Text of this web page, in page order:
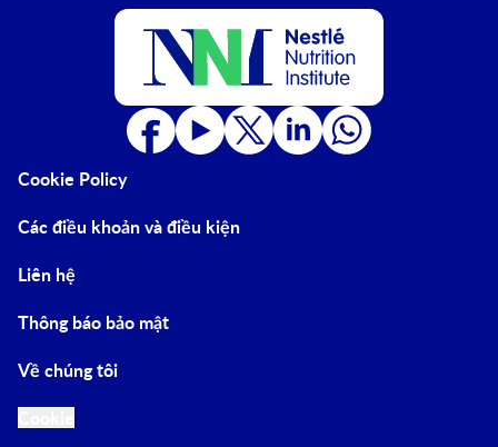
Cookie Policy
Các điều khoản và điều kiện
Liên hệ
Thông báo bảo mật
Về chúng tôi